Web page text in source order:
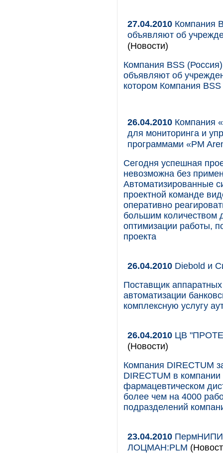
27.04.2010 Компания
объявляют об
(Новости)
Компания BSS
объявляют об
котором Компания BSS
26.04.2010 Компания
для мониторинга и
программами «PM
Сегодня успешная
невозможна без
Автоматизированные
проектной команде
оперативно
большим количеством
оптимизации работы,
проекта
26.04.2010 Diebold и
Поставщик
автоматизации
комплексную услугу
26.04.2010 ЦВ
(Новости)
Компания DIRECTUM
DIRECTUM в
фармацевтическом
более чем на 4000
подразделений
23.04.2010
ЛОЦМАН:PLM